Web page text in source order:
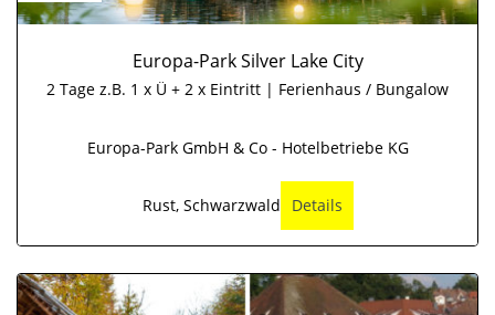
Europa-Park Silver Lake City
2 Tage z.B. 1 x Ü + 2 x Eintritt | Ferienhaus / Bungalow
Europa-Park GmbH & Co - Hotelbetriebe KG
Rust, Schwarzwald Details